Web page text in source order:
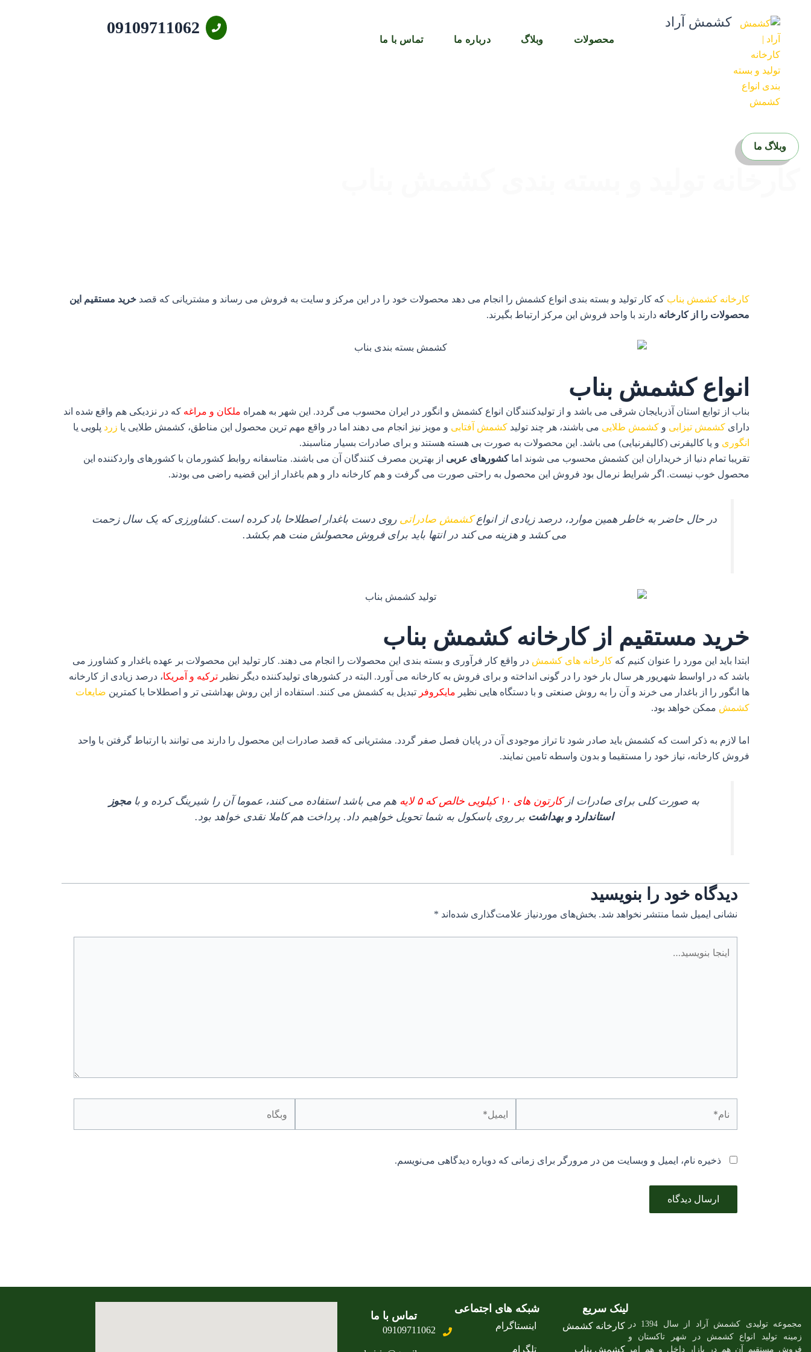
کشمش آراد
محصولات وبلاگ درباره ما تماس با ما
09109711062
وبلاگ ما
کارخانه کشمش بناب که کار تولید و بسته بندی انواع کشمش را انجام می دهد محصولات خود را در این مرکز و سایت به فروش می رساند و مشتریانی که قصد خرید مستقیم این
محصولات را از کارخانه دارند با واحد فروش این مرکز ارتباط بگیرند.
انواع کشمش بناب
بناب از توابع استان آذربایجان شرقی می باشد و از تولیدکنندگان انواع کشمش و انگور در ایران محسوب می گردد. این شهر به همراه ملکان و مراغه که در نزدیکی هم واقع شده اند
دارای کشمش تیزابی و کشمش طلایی می باشند، هر چند تولید کشمش آفتابی و مویز نیز انجام می دهند اما در واقع مهم ترین محصول این مناطق، کشمش طلایی یا زرد پلویی یا
انگوری و یا کالیفرنی (کالیفرنیایی) می باشد. این محصولات به صورت بی هسته هستند و برای صادرات بسیار مناسبند.
تقریبا تمام دنیا از خریداران این کشمش محسوب می شوند اماکشورهای عربی از بهترین مصرف کنندگان آن می باشند. متاسفانه روابط کشورمان با کشورهای واردکننده این
محصول خوب نیست. اگر شرایط نرمال بود فروش این محصول به راحتی صورت می گرفت و هم کارخانه دار و هم باغدار از این قضیه راضی می بودند.
در حال حاضر به خاطر همین موارد، درصد زیادی از انواعکشمش صادراتی روی دست باغدار اصطلاحا باد کرده است. کشاورزی که یک سال زحمت
می کشد و هزینه می کند در انتها باید برای فروش محصولش منت هم بکشد.
خرید مستقیم از کارخانه کشمش بناب
ابتدا باید این مورد را عنوان کنیم که کارخانه های کشمش در واقع کار فرآوری و بسته بندی این محصولات را انجام می دهند. کار تولید این محصولات بر عهده باغدار و کشاورز می
باشد که در اواسط شهریور هر سال بار خود را در گونی انداخته و برای فروش به کارخانه می آورد. البته در کشورهای تولیدکننده دیگر نظیر ترکیه و آمریکا، درصد زیادی از کارخانه
ها انگور را از باغدار می خرند و آن را به روش صنعتی و با دستگاه هایی نظیر مایکروفر تبدیل به کشمش می کنند. استفاده از این روش بهداشتی تر و اصطلاحا با کمترین ضایعات
کشمش ممکن خواهد بود.
اما لازم به ذکر است که کشمش باید صادر شود تا تراز موجودی آن در پایان فصل صفر گردد. مشتریانی که قصد صادرات این محصول را دارند می توانند با ارتباط گرفتن با واحد
فروش کارخانه، نیاز خود را مستقیما و بدون واسطه تامین نمایند.
به صورت کلی برای صادرات ازکارتون های ۱۰ کیلویی خالص که ۵ لایه هم می باشد استفاده می کنند، عموما آن را شیرینگ کرده و بامجوز
استاندارد و بهداشت بر روی باسکول به شما تحویل خواهیم داد. پرداخت هم کاملا نقدی خواهد بود.
دیدگاه‌ خود را بنویسید
نشانی ایمیل شما منتشر نخواهد شد. بخش‌های موردنیاز علامت‌گذاری شده‌اند *
بنویسید…
ذخیره نام، ایمیل و وبسایت من در مرورگر برای زمانی که دوباره دیدگاهی می‌نویسم.
مجموعه تولیدی کشمش آراد از سال 1394 در
زمینه تولید انواع کشمش در شهر تاکستان و
فروش مستقیم آن هم در بازار داخل و هم امر
لینک سریع
کارخانه کشمش
کشمش بناب
شبکه های اجتماعی
اینستاگرام
تلگرام
تماس با ما
09109711062